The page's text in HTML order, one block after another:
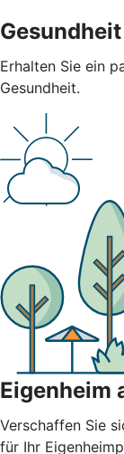
Erhalten Sie ein
Gesundheit.
Eigenheim
Verschaffen Sie
für Ihr